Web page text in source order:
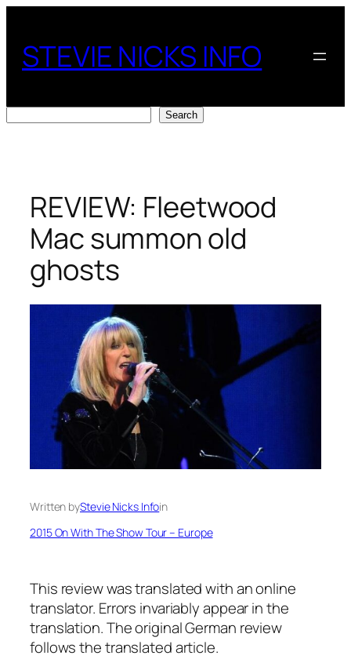
content
STEVIE NICKS INFO
Search
REVIEW: Fleetwood
Mac summon old
ghosts
Written byStevie Nicks Infoin
2015 On With The Show Tour – Europe
This review was translated with an online
translator. Errors invariably appear in the
translation. The original German review
follows the translated article.